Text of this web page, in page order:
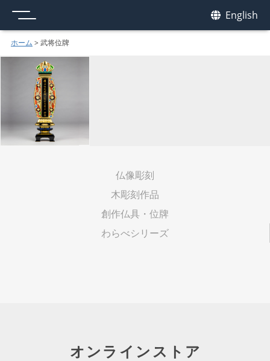
English
ホーム > 武将位牌
仏像彫刻
木彫刻作品
創作仏具・位牌
わらべシリーズ
オンラインストア